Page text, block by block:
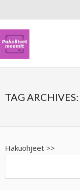
TAG ARCHIVES:
Hakuohjeet >>